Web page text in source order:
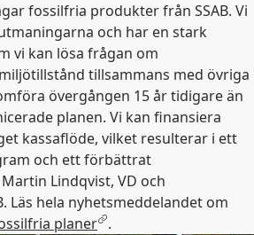
fossilfria produkter från SSAB. Vi
och har en stark
vi kan lösa frågan om
tillsammans med övriga
övergången 15 år tidigare än
planen. Vi kan finansiera
kassaflöde, vilket resulterar i ett
och ett förbättrat
Lindqvist, VD och
Läs hela nyhetsmeddelandet om
planer .